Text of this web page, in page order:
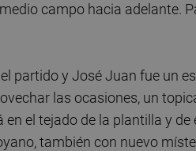
campo hacia adelante.
partido y José Juan fue un
las ocasiones, un
el tejado de la plantilla y de
también con nuevo